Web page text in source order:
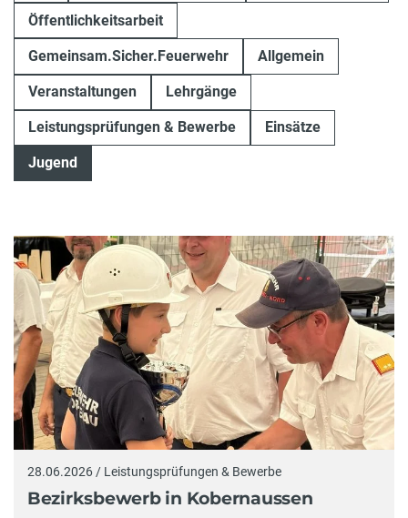
Öffentlichkeitsarbeit
Gemeinsam.Sicher.Feuerwehr Allgemein
Veranstaltungen Lehrgänge
Leistungsprüfungen & Bewerbe Einsätze
Jugend
28.06.2026 / Leistungsprüfungen & Bewerbe
Bezirksbewerb in Kobernaussen